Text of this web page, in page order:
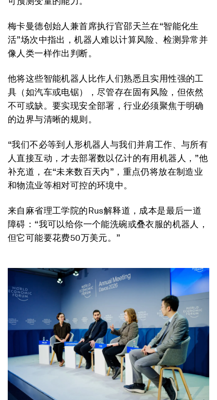
梅卡曼德创始人兼首席执行官邵天兰在“智能化生
活”场次中指出，机器人难以计算风险、检测异常并
像人类一样作出判断。
他将这些智能机器人比作人们熟悉且实用性强的工
具（如汽车或电锯），尽管存在固有风险，但依然
不可或缺。要实现安全部署，行业必须聚焦于明确
的边界与清晰的规则。
“我们不必等到人形机器人与我们并肩工作、与所有
人直接互动，才去部署数以亿计的有用机器人，”他
补充道，在“未来数百天内”，重点仍将放在制造业
和物流业等相对可控的环境中。
来自麻省理工学院的Rus解释道，成本是最后一道
障碍：“我可以给你一个能洗碗或叠衣服的机器人，
但它可能要花费50万美元。”